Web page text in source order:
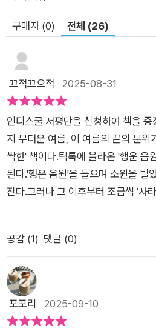
구매자 (0) 전체 (26)
끄적끄으적 2025-08-31
인디스쿨 서평단을 신청하여 책을
지 무더운 여름, 이 여름의 끝의 분위
싹한' 책이다.틱톡에 올라온 '행운 음
된다.'행운 음원'을 들으며 소원을 빌
진다.그러나 그 이후부터 조금씩 '사
가 유나의 몸속으로 스며드는 것만
다.알라딘의 요술 램프에는 소원의
책의 분위기를 끌어올리며 몰입을 이
튜버, 틱톡 등 아이들이 호기심을 보
인물의 나이도 아이들과 꼭 맞는 6학
공감 (1) 댓글 (0)
포포리 2025-09-10